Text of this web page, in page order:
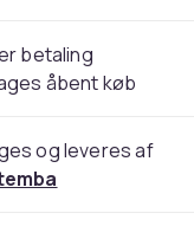
betaling
åbent køb
og leveres af